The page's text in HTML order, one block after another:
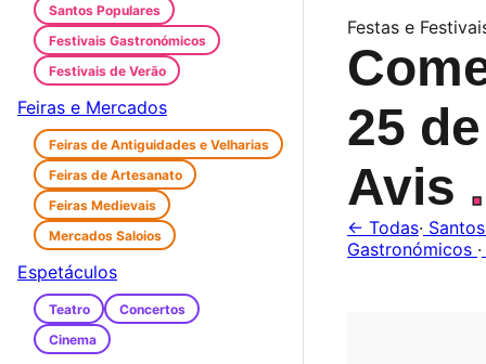
Festas e
25
Avis .
← Todas·
Gastronómicos ·
Santos Populares
Festivais Gastronómicos
Festivais de Verão
Feiras e Mercados
Feiras de Antiguidades e Velharias
Feiras de Artesanato
Feiras Medievais
Mercados Saloios
Espetáculos
Teatro
Concertos
Cinema